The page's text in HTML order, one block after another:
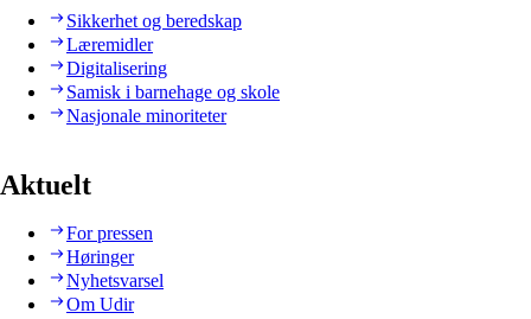
Sikkerhet og beredskap
Læremidler
Digitalisering
Samisk i barnehage og skole
Nasjonale minoriteter
Aktuelt
For pressen
Høringer
Nyhetsvarsel
Om Udir